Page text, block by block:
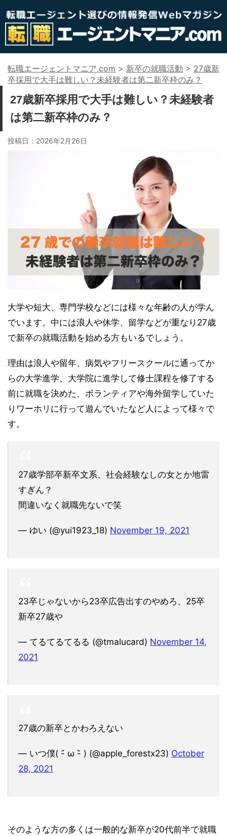
転職エージェントマニア.com > 新卒の就職活動 > 27歳新
卒採用で大手は難しい？未経験者は第二新卒枠のみ？
27歳新卒採用で大手は難しい？未経験者
は第二新卒枠のみ？
投稿日： 2026年2月26日
大学や短大、専門学校などには様々な年齢の人が学ん
でいます。中には浪人や休学、留学などが重なり27歳
で新卒の就職活動を始める方もいるでしょう。
理由は浪人や留年、病気やフリースクールに通ってか
らの大学進学、大学院に進学して修士課程を修了する
前に就職を決めた、ボランティアや海外留学していた
りワーホリに行って遊んでいたなど人によって様々で
す。
27歳学部卒新卒文系、社会経験なしの女とか地雷
すぎん？
間違いなく就職先ないで笑
— ゆい (@yui1923_18) November 19, 2021
23卒じゃないから23卒広告出すのやめろ、25卒
新卒27歳や
— てるてるてるる (@tmalucard) November 14,
2021
27歳の新卒とかわろえない
— いつ僕( -᷄ ω -᷅ ) (@apple_forestx23) October
28, 2021
そのような方の多くは一般的な新卒が20代前半で就職